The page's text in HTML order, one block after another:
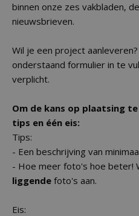
binnen onze zes vakbladen,
nieuwsbrieven.
Wil je een project
onderstaand formulier in te
verplicht.
Om de kans op plaatsing
tips en één eis:
Tips:
- Een beschrijving van
- Hoe meer foto's hoe beter!
liggende foto's aan.
Eis: